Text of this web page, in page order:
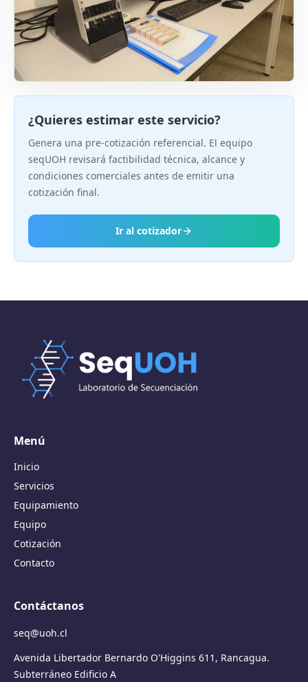
¿Quieres estimar este servicio?
Genera una pre-cotización referencial. El equipo
seqUOH revisará factibilidad técnica, alcance y
condiciones comerciales antes de emitir una
cotización final.
Ir al cotizador
Menú
Inicio
Servicios
Equipamiento
Equipo
Cotización
Contacto
Contáctanos
seq@uoh.cl
Avenida Libertador Bernardo O'Higgins 611, Rancagua.
Subterráneo Edificio A